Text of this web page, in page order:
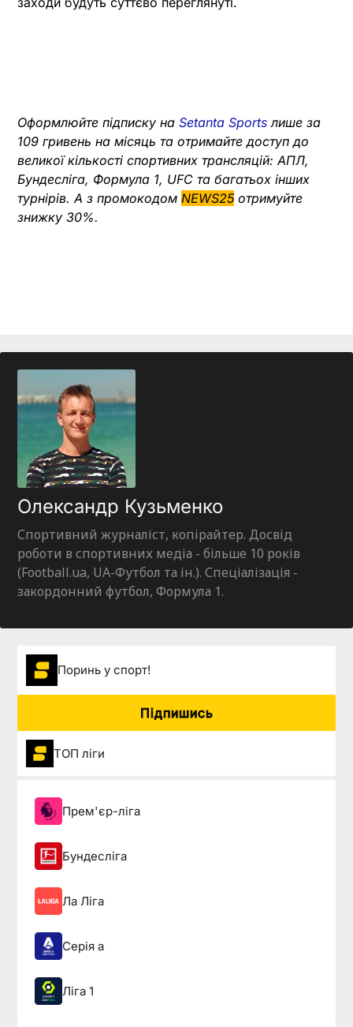
Оформлюйте підписку на Setanta Sports лише за
109 гривень на місяць та отримайте доступ до
великої кількості спортивних трансляцій: АПЛ,
Бундесліга, Формула 1, UFC та багатьох інших
турнірів. А з промокодом NEWS25отримуйте
знижку 30%.
Олександр Кузьменко
Спортивний журналіст, копірайтер. Досвід
роботи в спортивних медіа - більше 10 років
(Football.ua, UA-Футбол та ін.). Спеціалізація -
закордонний футбол, Формула 1.
Поринь у спорт!
Підпишись
ТОП ліги
Прем'єр-ліга
Бундесліга
Ла Ліга
Серія а
Ліга 1